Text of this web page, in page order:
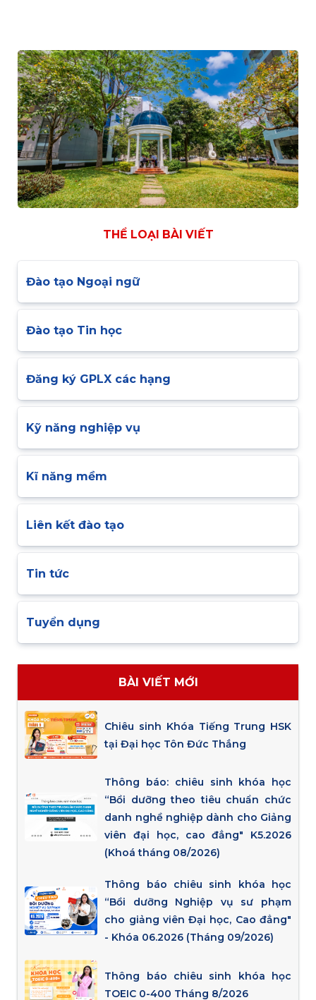
THỂ LOẠI BÀI VIẾT
Đào tạo Ngoại ngữ
Đào tạo Tin học
Đăng ký GPLX các hạng
Kỹ năng nghiệp vụ
Kĩ năng mềm
Liên kết đào tạo
Tin tức
Tuyển dụng
BÀI VIẾT MỚI
Chiêu sinh Khóa Tiếng Trung HSK
tại Đại học Tôn Đức Thắng
Thông báo: chiêu sinh khóa học
“Bồi dưỡng theo tiêu chuẩn chức
danh nghề nghiệp dành cho Giảng
viên đại học, cao đẳng" K5.2026
(Khoá tháng 08/2026)
Thông báo chiêu sinh khóa học
“Bồi dưỡng Nghiệp vụ sư phạm
cho giảng viên Đại học, Cao đẳng"
- Khóa 06.2026 (Tháng 09/2026)
Thông báo chiêu sinh khóa học
TOEIC 0-400 Tháng 8/2026